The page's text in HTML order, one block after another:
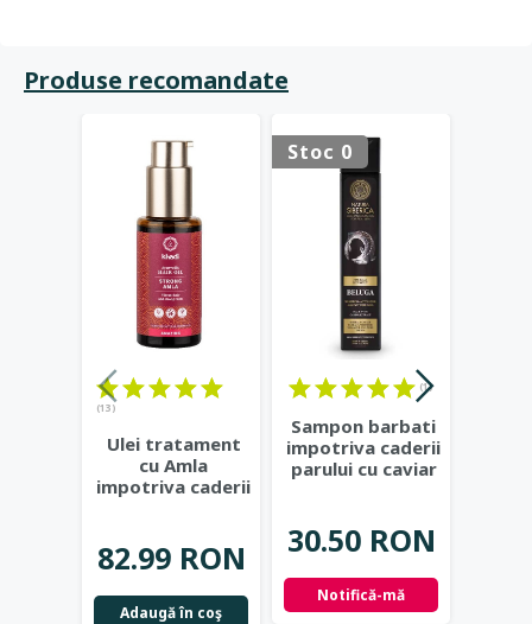
Produse recomandate
(13)
Ulei tratament
cu Amla
impotriva caderii
82.99 RON
Adaugă în coş
Stoc 0
(1)
Sampon barbati
impotriva caderii
parului cu caviar
30.50 RON
Notifică-mă